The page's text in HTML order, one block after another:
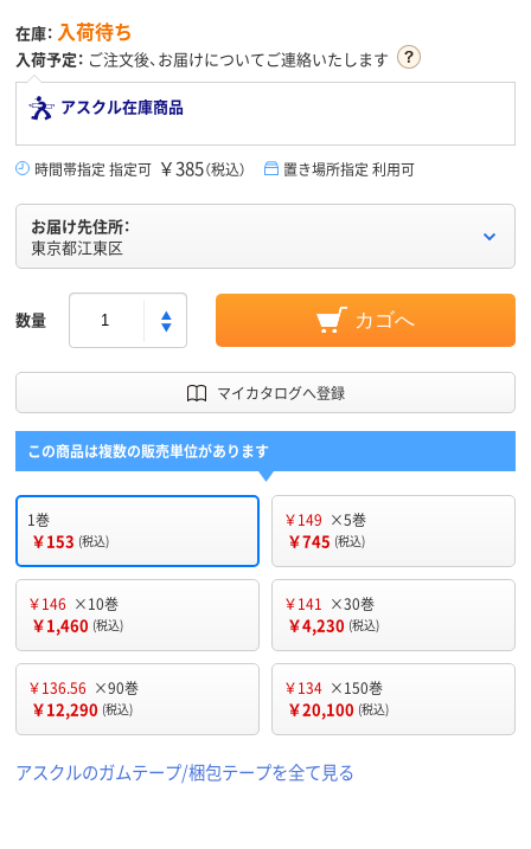
在庫： 入荷待ち
入荷予定： ご注文後、お届けについてご連絡いたします
アスクル在庫商品
時間帯指定 指定可 ￥385（税込） 置き場所指定 利用可
お届け先住所：
東京都江東区
数量 カゴへ
マイカタログへ登録
この商品は複数の販売単位があります
1巻
￥153 (税込)
￥149 ×5巻
￥745 (税込)
￥146 ×10巻
￥1,460 (税込)
￥141 ×30巻
￥4,230 (税込)
￥136.56 ×90巻
￥12,290 (税込)
￥134 ×150巻
￥20,100 (税込)
アスクルのガムテープ/梱包テープを全て見る